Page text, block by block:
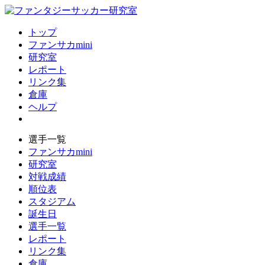
トップ
ファンサカmini
研究室
レポート
リンク集
倉庫
ヘルプ
選手一覧
ファンサカmini
研究室
対戦成績
順位表
スタジアム
誕生日
選手一覧
レポート
リンク集